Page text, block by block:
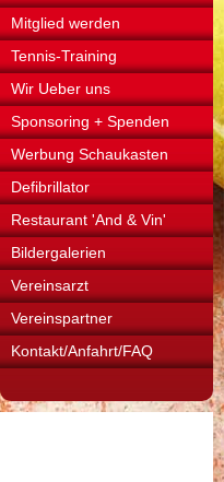
Mitglied werden
Tennis-Training
Wir Ueber uns
Sponsoring + Spenden
Werbung Schaukasten
Defibrillator
Restaurant 'And & Vin'
Bildergalerien
Vereinsarzt
Vereinspartner
Kontakt/Anfahrt/FAQ